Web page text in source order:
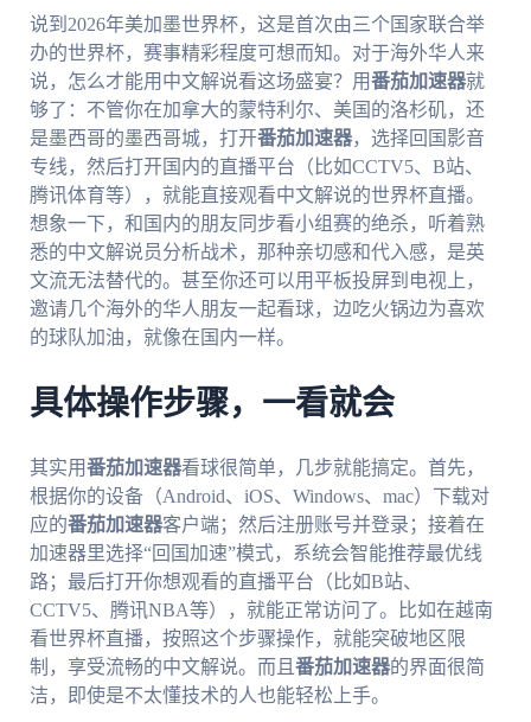
说到2026年美加墨世界杯，这是首次由三个国家联合举
办的世界杯，赛事精彩程度可想而知。对于海外华人来
说，怎么才能用中文解说看这场盛宴？用番茄加速器就
够了：不管你在加拿大的蒙特利尔、美国的洛杉矶，还
是墨西哥的墨西哥城，打开番茄加速器，选择回国影音
专线，然后打开国内的直播平台（比如CCTV5、B站、
腾讯体育等），就能直接观看中文解说的世界杯直播。
想象一下，和国内的朋友同步看小组赛的绝杀，听着熟
悉的中文解说员分析战术，那种亲切感和代入感，是英
文流无法替代的。甚至你还可以用平板投屏到电视上，
邀请几个海外的华人朋友一起看球，边吃火锅边为喜欢
的球队加油，就像在国内一样。
具体操作步骤，一看就会
其实用番茄加速器看球很简单，几步就能搞定。首先，
根据你的设备（Android、iOS、Windows、mac）下载对
应的番茄加速器客户端；然后注册账号并登录；接着在
加速器里选择“回国加速”模式，系统会智能推荐最优线
路；最后打开你想观看的直播平台（比如B站、
CCTV5、腾讯NBA等），就能正常访问了。比如在越南
看世界杯直播，按照这个步骤操作，就能突破地区限
制，享受流畅的中文解说。而且 番茄加速器的界面很简
洁，即使是不太懂技术的人也能轻松上手。